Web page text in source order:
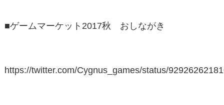
■ゲームマーケット2017秋 おしながき
https://twitter.com/Cygnus_games/status/